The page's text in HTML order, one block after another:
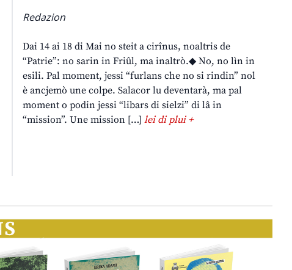
Redazion
Dai 14 ai 18 di Mai no steit a cirînus, noaltris de
“Patrie”: no sarin in Friûl, ma inaltrò.◆ No, no lìn in
esili. Pal moment, jessi “furlans che no si rindin” nol
è ancjemò une colpe. Salacor lu deventarà, ma pal
moment o podin jessi “libars di sielzi” di lâ in
“mission”. Une mission […]lei di plui +